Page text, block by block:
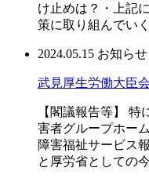
け止めは？・上記
策に取り組んでい
2024.05.15 お知らせ
武見厚生労働大臣
【閣議報告等】
害者グループホー
障害福祉サービス
と厚労省としての